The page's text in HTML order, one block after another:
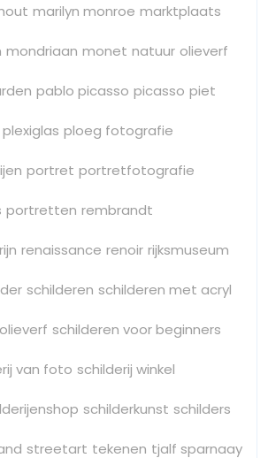
marilyn monroe marktplaats
mondriaan monet natuur olieverf
pablo picasso picasso piet
plexiglas ploeg fotografie
portret portretfotografie
portretten rembrandt
renaissance renoir rijksmuseum
schilderen schilderen met acryl
schilderen voor beginners
van foto schilderij winkel
schilderkunst schilders
streetart tekenen tjalf sparnaay